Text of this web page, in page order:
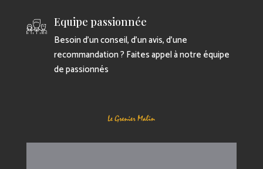
Equipe passionnée
Besoin d’un conseil, d’un avis, d’une
recommandation ? Faites appel à notre équipe
de passionnés